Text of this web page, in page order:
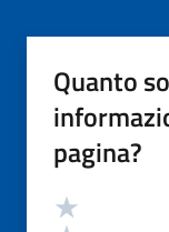
Quanto
pagina?
Valutazione